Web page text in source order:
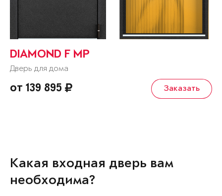
DIAMOND F MP
Дверь для дома
от 139 895 Заказать
Какая входная дверь вам
необходима?